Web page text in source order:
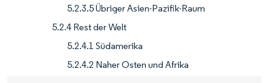
5.2.3.5 Übriger Asien-Pazifik-Raum
5.2.4 Rest der Welt
5.2.4.1 Südamerika
5.2.4.2 Naher Osten und Afrika